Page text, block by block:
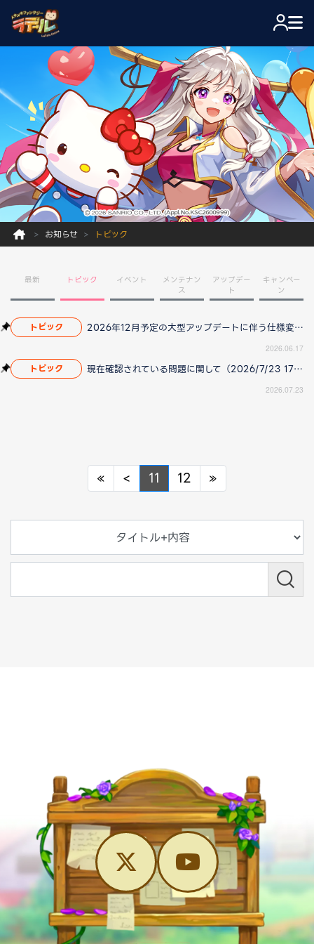
お知らせ トピック
最新 トピック イベント
メンテナン
ス
アップデー
ト
キャンペー
ン
トピック 2026年12月予定の大型アップデートに伴う仕様変更のお知らせ
2026.06.17
トピック 現在確認されている問題に関して（2026/7/23 17:00更新）
2026.07.23
« Previous
< Previous
11 12 »